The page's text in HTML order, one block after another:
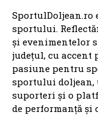
SportulDoljean.ro
sportului.
și evenimentelor
județul, cu
pasiune pentru
sportului doljean,
suporteri și o
de performanță și